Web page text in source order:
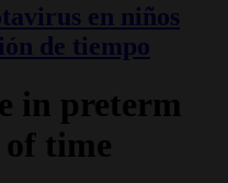
en niños
de tiempo
in preterm
time